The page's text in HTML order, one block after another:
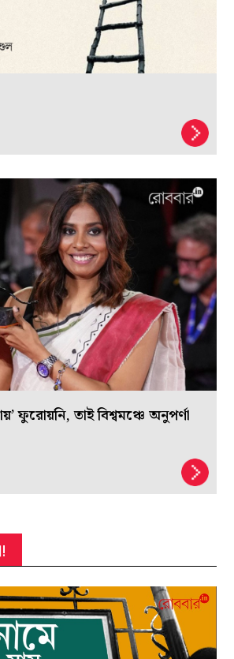
ফুরোয়নি, তাই বিশ্বমঞ্চে অনুপর্ণা